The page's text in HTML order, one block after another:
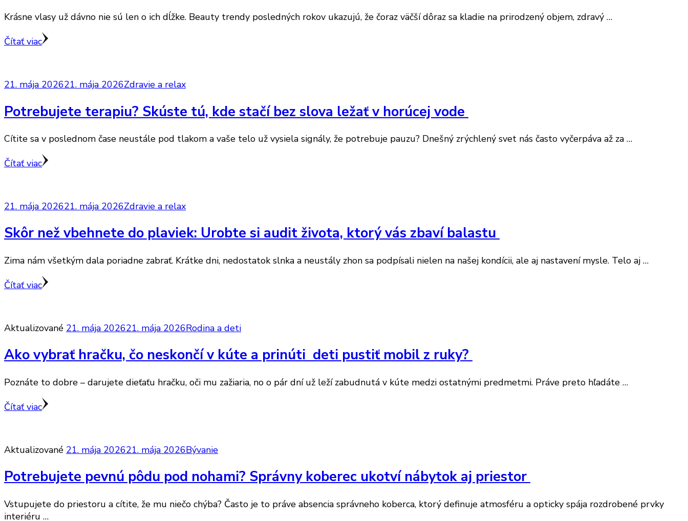
Krásne vlasy už dávno nie sú len o ich dĺžke. Beauty trendy posledných rokov ukazujú, že čoraz väčší dôraz sa kladie na prirodzený objem, zdravý …
Čítať viac
21. mája 202621. mája 2026Zdravie a relax
Potrebujete terapiu? Skúste tú, kde stačí bez slova ležať v horúcej vode
Cítite sa v poslednom čase neustále pod tlakom a vaše telo už vysiela signály, že potrebuje pauzu? Dnešný zrýchlený svet nás často vyčerpáva až za …
Čítať viac
21. mája 202621. mája 2026Zdravie a relax
Skôr než vbehnete do plaviek: Urobte si audit života, ktorý vás zbaví balastu
Zima nám všetkým dala poriadne zabrať. Krátke dni, nedostatok slnka a neustály zhon sa podpísali nielen na našej kondícii, ale aj nastavení mysle. Telo aj …
Čítať viac
Aktualizované 21. mája 202621. mája 2026Rodina a deti
Ako vybrať hračku, čo neskončí v kúte a prinúti deti pustiť mobil z ruky?
Poznáte to dobre – darujete dieťaťu hračku, oči mu zažiaria, no o pár dní už leží zabudnutá v kúte medzi ostatnými predmetmi. Práve preto hľadáte …
Čítať viac
Aktualizované 21. mája 202621. mája 2026Bývanie
Potrebujete pevnú pôdu pod nohami? Správny koberec ukotví nábytok aj priestor
Vstupujete do priestoru a cítite, že mu niečo chýba? Často je to práve absencia správneho koberca, ktorý definuje atmosféru a opticky spája rozdrobené prvky
interiéru …